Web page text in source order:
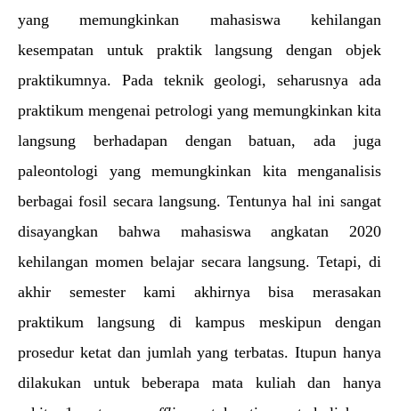
yang memungkinkan mahasiswa kehilangan
kesempatan untuk praktik langsung dengan objek
praktikumnya. Pada teknik geologi, seharusnya ada
praktikum mengenai petrologi yang memungkinkan kita
langsung berhadapan dengan batuan, ada juga
paleontologi yang memungkinkan kita menganalisis
berbagai fosil secara langsung. Tentunya hal ini sangat
disayangkan bahwa mahasiswa angkatan 2020
kehilangan momen belajar secara langsung. Tetapi, di
akhir semester kami akhirnya bisa merasakan
praktikum langsung di kampus meskipun dengan
prosedur ketat dan jumlah yang terbatas. Itupun hanya
dilakukan untuk beberapa mata kuliah dan hanya